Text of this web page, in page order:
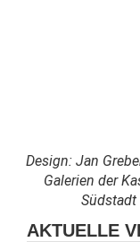
Design: Jan
Galerien der
Südstadt
AKTUELLE